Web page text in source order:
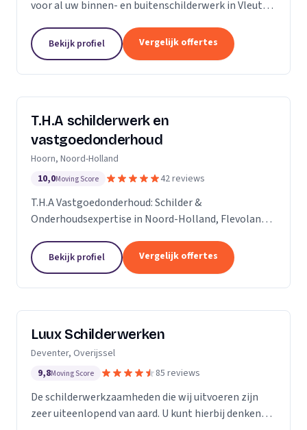
voor al uw binnen- en buitenschilderwerk in Vleuten
branche, onderscheiden we ons door onze...
Bekijk profiel Vergelijk offertes
T.H.A schilderwerk en
vastgoedonderhoud
Hoorn, Noord-Holland
10,0Moving Score 42 reviews
T.H.A Vastgoedonderhoud: Schilder &
Onderhoudsexpertise in Noord-Holland, Flevoland
Bekijk profiel Vergelijk offertes
Luux Schilderwerken
Deventer, Overijssel
9,8Moving Score 85 reviews
De schilderwerkzaamheden die wij uitvoeren zijn
zeer uiteenlopend van aard. U kunt hierbij denken